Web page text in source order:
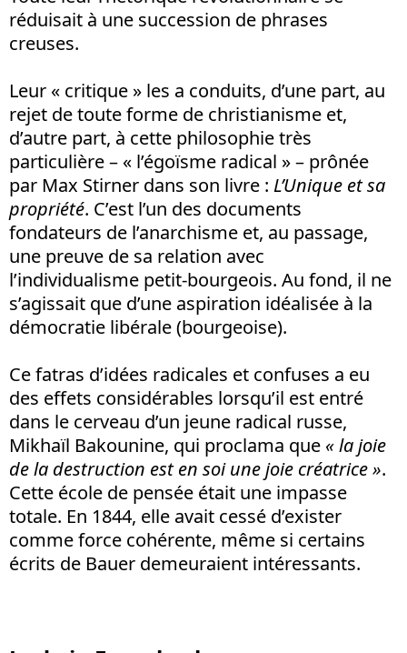
réduisait à une succession de phrases
creuses.
Leur « critique » les a conduits, d’une part, au
rejet de toute forme de christianisme et,
d’autre part, à cette philosophie très
particulière – « l’égoïsme radical » – prônée
par Max Stirner dans son livre : L’Unique et sa
propriété. C’est l’un des documents
fondateurs de l’anarchisme et, au passage,
une preuve de sa relation avec
l’individualisme petit-bourgeois. Au fond, il ne
s’agissait que d’une aspiration idéalisée à la
démocratie libérale (bourgeoise).
Ce fatras d’idées radicales et confuses a eu
des effets considérables lorsqu’il est entré
dans le cerveau d’un jeune radical russe,
Mikhaïl Bakounine, qui proclama que « la joie
de la destruction est en soi une joie créatrice ».
Cette école de pensée était une impasse
totale. En 1844, elle avait cessé d’exister
comme force cohérente, même si certains
écrits de Bauer demeuraient intéressants.